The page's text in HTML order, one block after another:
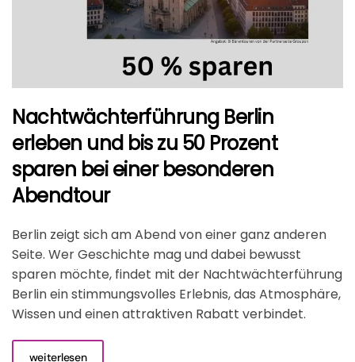
Nachtwächterführung Berlin
erleben und bis zu 50 Prozent
sparen bei einer besonderen
Abendtour
Berlin zeigt sich am Abend von einer ganz anderen
Seite. Wer Geschichte mag und dabei bewusst
sparen möchte, findet mit der Nachtwächterführung
Berlin ein stimmungsvolles Erlebnis, das Atmosphäre,
Wissen und einen attraktiven Rabatt verbindet.
weiterlesen